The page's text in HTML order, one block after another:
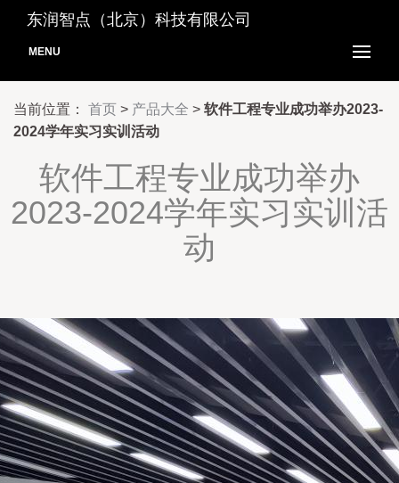
东润智点（北京）科技有限公司
MENU
当前位置： 首页 > 产品大全 > 软件工程专业成功举办2023-
2024学年实习实训活动
软件工程专业成功举办
2023-2024学年实习实训活
动